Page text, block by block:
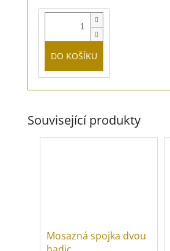
DO KOŠÍKU
Související produkty
Mosazná spojka dvou